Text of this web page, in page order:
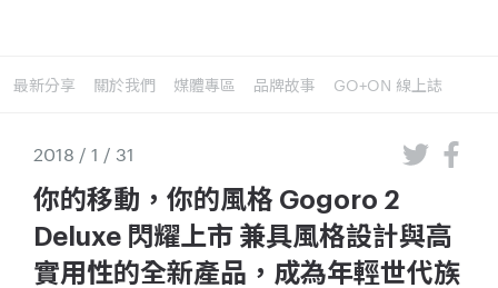
最新分享 關於我們 媒體專區 品牌故事 GO+ON 線上誌
2018 / 1 / 31
你的移動，你的風格 Gogoro 2
Deluxe 閃耀上市 兼具風格設計與高
實用性的全新產品，成為年輕世代族